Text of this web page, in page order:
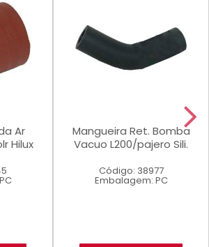
Ar
Hilux
Mangueira Ret. Bomba
Vacuo L200/pajero Sili.
Código: 38977
Embalagem: PC